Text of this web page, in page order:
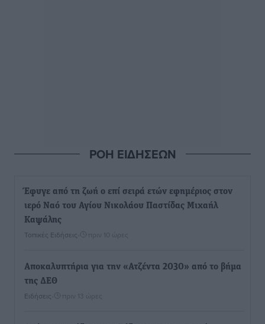
ΡΟΗ ΕΙΔΗΣΕΩΝ
Έφυγε από τη ζωή ο επί σειρά ετών εφημέριος στον
ιερό Ναό του Αγίου Νικολάου Παστίδας Μιχαήλ
Καψάλης
Τοπικές Ειδήσεις πριν 10 ώρες
Αποκαλυπτήρια για την «Ατζέντα 2030» από το βήμα
της ΔΕΘ
Ειδήσεις πριν 13 ώρες